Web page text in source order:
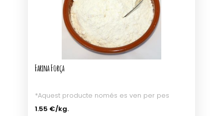
Farina Força
*Aquest producte només es ven per pes
1.55 €/kg.